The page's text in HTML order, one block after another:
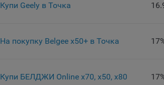
Firefox
Купи Geely в Точка
На покупку Belgee x50+ в Точка
Купи БЕЛДЖИ Online х70, х50, х80